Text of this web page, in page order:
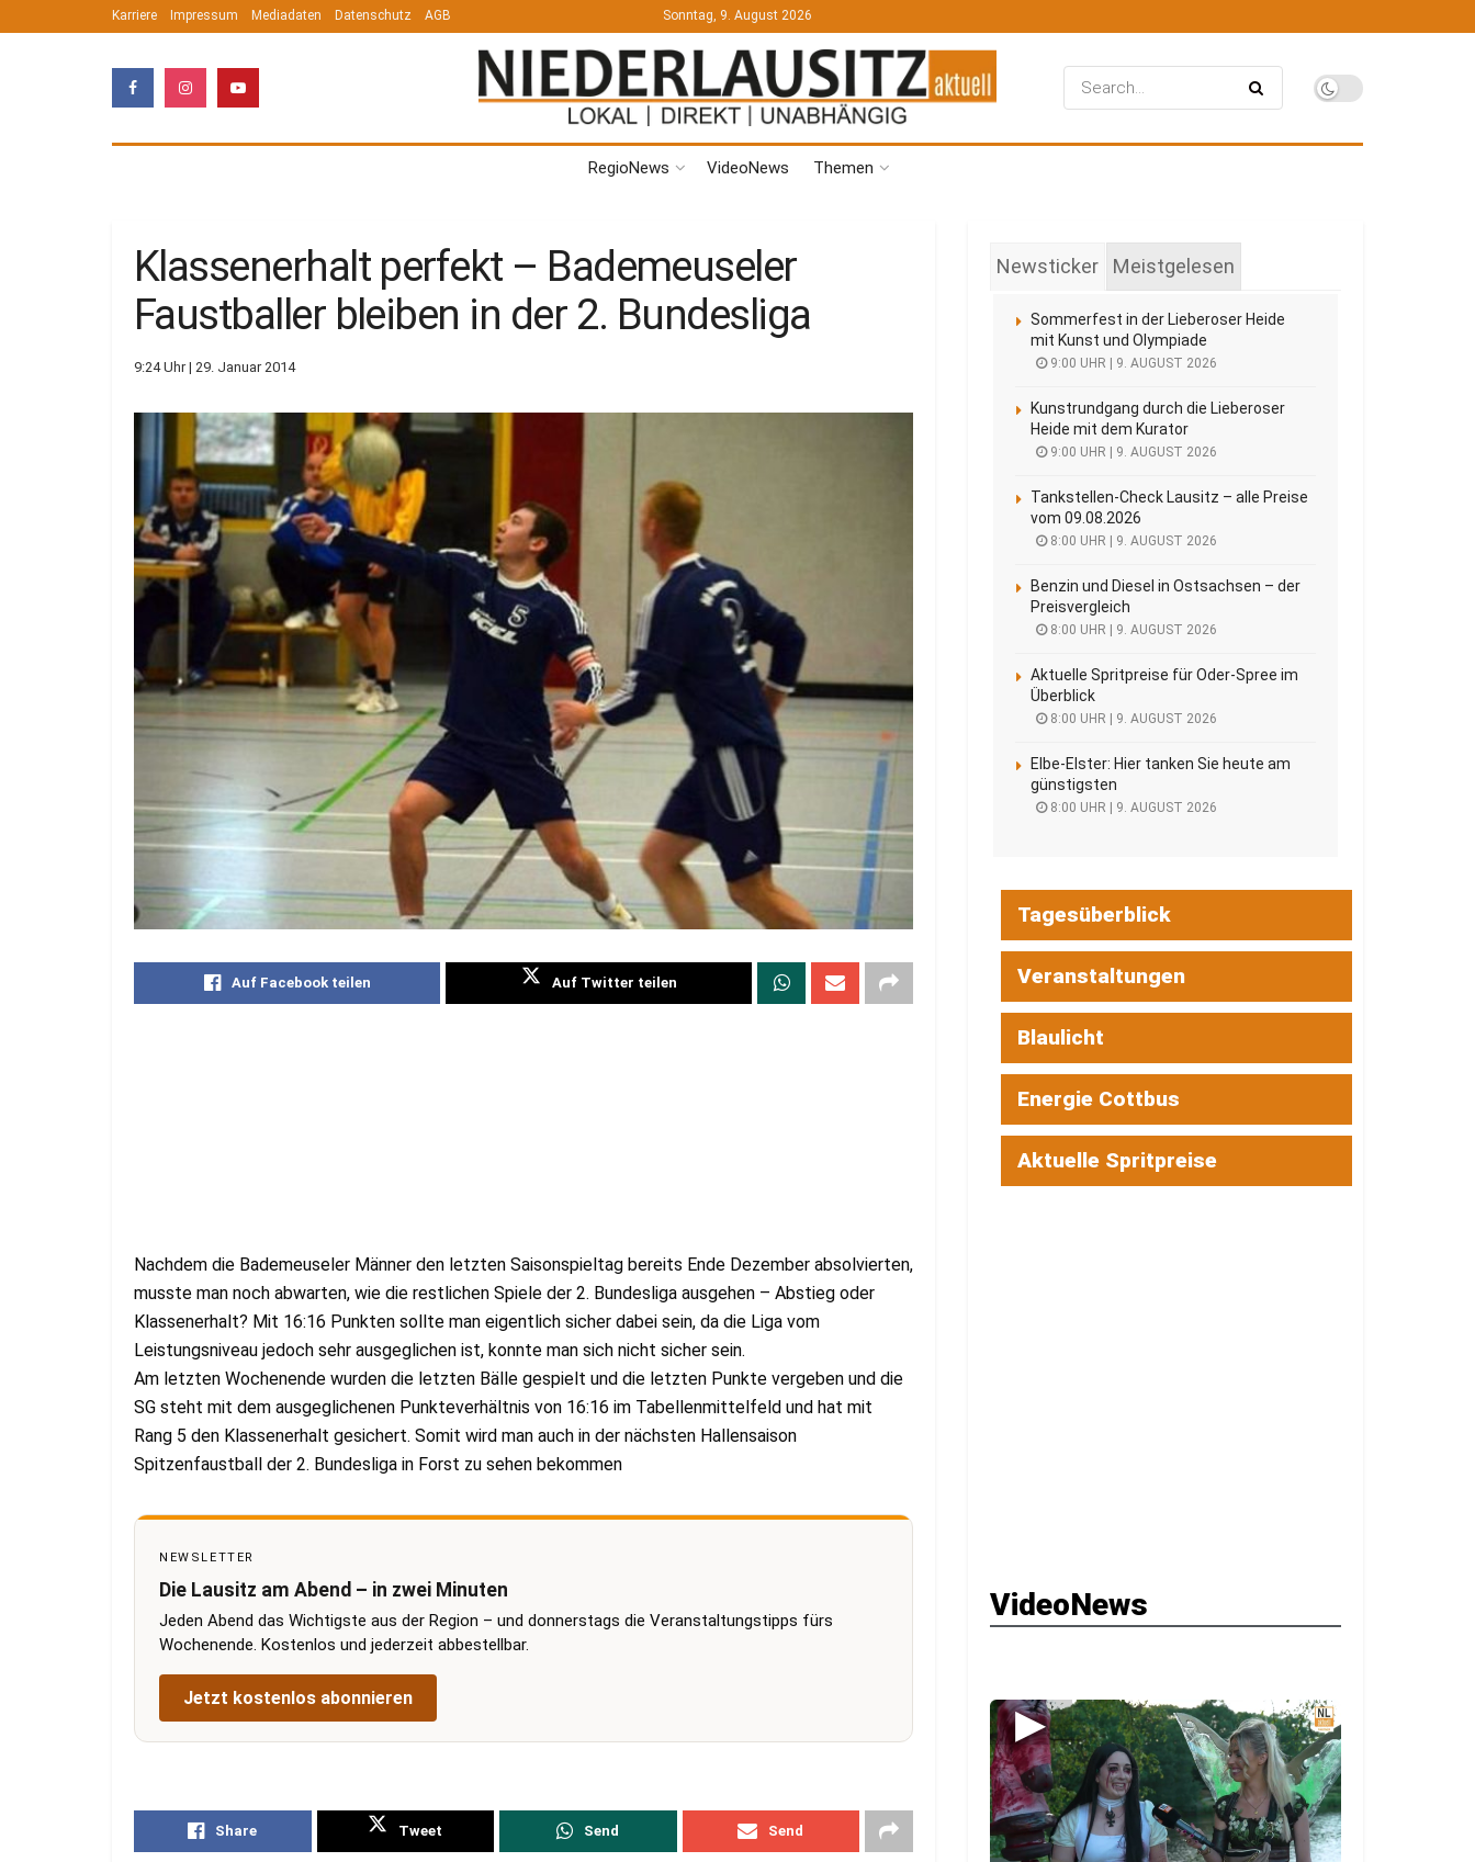
Karriere Impressum Mediadaten Datenschutz AGB Sonntag, 9. August 2026
RegioNews VideoNews Themen
Klassenerhalt perfekt – Bademeuseler
Faustballer bleiben in der 2. Bundesliga
9:24 Uhr | 29. Januar 2014
Auf Facebook teilen Auf Twitter teilen
Nachdem die Bademeuseler Männer den letzten Saisonspieltag bereits Ende Dezember absolvierten,
musste man noch abwarten, wie die restlichen Spiele der 2. Bundesliga ausgehen – Abstieg oder
Klassenerhalt? Mit 16:16 Punkten sollte man eigentlich sicher dabei sein, da die Liga vom
Leistungsniveau jedoch sehr ausgeglichen ist, konnte man sich nicht sicher sein.
Am letzten Wochenende wurden die letzten Bälle gespielt und die letzten Punkte vergeben und die
SG steht mit dem ausgeglichenen Punkteverhältnis von 16:16 im Tabellenmittelfeld und hat mit
Rang 5 den Klassenerhalt gesichert. Somit wird man auch in der nächsten Hallensaison
Spitzenfaustball der 2. Bundesliga in Forst zu sehen bekommen
NEWSLETTER
Die Lausitz am Abend – in zwei Minuten
Jeden Abend das Wichtigste aus der Region – und donnerstags die Veranstaltungstipps fürs
Wochenende. Kostenlos und jederzeit abbestellbar.
Jetzt kostenlos abonnieren
Share Tweet Send Send
Newsticker Meistgelesen
Sommerfest in der Lieberoser Heide
mit Kunst und Olympiade
9:00 UHR | 9. AUGUST 2026
Kunstrundgang durch die Lieberoser
Heide mit dem Kurator
9:00 UHR | 9. AUGUST 2026
Tankstellen-Check Lausitz – alle Preise
vom 09.08.2026
8:00 UHR | 9. AUGUST 2026
Benzin und Diesel in Ostsachsen – der
Preisvergleich
8:00 UHR | 9. AUGUST 2026
Aktuelle Spritpreise für Oder-Spree im
Überblick
8:00 UHR | 9. AUGUST 2026
Elbe-Elster: Hier tanken Sie heute am
günstigsten
8:00 UHR | 9. AUGUST 2026
Tagesüberblick
Veranstaltungen
Blaulicht
Energie Cottbus
Aktuelle Spritpreise
VideoNews
▶